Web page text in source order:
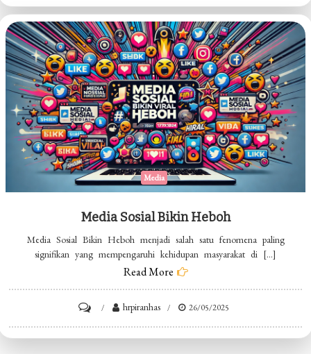
Pagi
Jadi
Rutinitas
Media
Media Sosial Bikin Heboh
Media Sosial Bikin Heboh menjadi salah satu fenomena paling
signifikan yang mempengaruhi kehidupan masyarakat di […]
Read More
Media
hrpiranhas 26/05/2025